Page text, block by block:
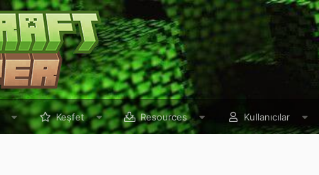
Keşfet Resources Kullanıcılar